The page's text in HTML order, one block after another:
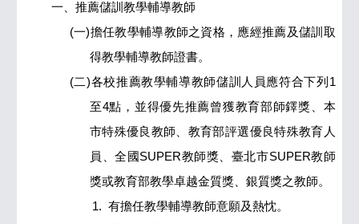
一、推薦儲訓教學輔導教師
(一)擔任教學輔導教師之資格，應經推薦及儲訓取
得教學輔導教師證書。
(二)各校推薦教學輔導教師儲訓人員應符合下列1
至4點，並得優先推薦曾獲教育部師鐸獎、本
市特殊優良教師、教育部評選優良特殊教育人
員、全國SUPER教師獎、臺北市SUPER教師
獎或教育部教學卓越金質獎、銀質獎之教師。
1. 有擔任教學輔導教師意願及熱忱。